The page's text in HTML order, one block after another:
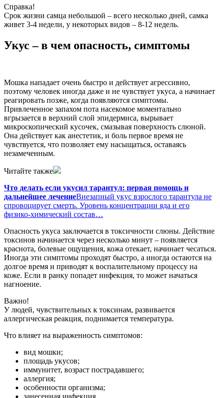
Справка!
Срок жизни самца небольшой – всего несколько дней, самка
живет 3-4 недели, у некоторых видов – 8-12 недель.
Укус – в чем опасность, симптомы
Мошка нападает очень быстро и действует агрессивно,
поэтому человек иногда даже и не чувствует укуса, а начинает
реагировать позже, когда появляются симптомы.
Привлеченное запахом пота насекомое моментально
вгрызается в верхний слой эпидермиса, вырывает
микроскопический кусочек, смазывая поверхность слюной.
Она действует как анестетик, и боль первое время не
чувствуется, что позволяет ему насыщаться, оставаясь
незамеченным.
Читайте также
Что делать если укусил тарантул: первая помощь и
дальнейшее лечениеВнезапный укус взрослого тарантула не
спровоцирует смерть. Уровень концентрации яда и его
физико-химический состав…
Опасность укуса заключается в токсичности слюны. Действие
токсинов начинается через несколько минут – появляется
краснота, болевые ощущения, кожа отекает, начинает чесаться.
Иногда эти симптомы проходят быстро, а иногда остаются на
долгое время и приводят к воспалительному процессу на
коже. Если в ранку попадет инфекция, то может начаться
нагноение.
Важно!
У людей, чувствительных к токсинам, развивается
аллергическая реакция, поднимается температура.
Что влияет на выраженность симптомов:
вид мошки;
площадь укусов;
иммунитет, возраст пострадавшего;
аллергия;
особенности организма;